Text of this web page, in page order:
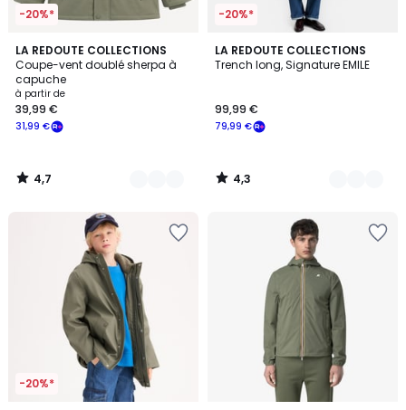
-20%*
LA REDOUTE COLLECTIONS
Coupe-vent doublé sherpa à
capuche
à partir de
31,99 €
39,99 €
4,7
/ 5
3
Couleurs
4,7
/
-20%*
LA REDOUTE COLLECTIONS
Trench long, Signature EMILE
79,99 €
99,99 €
4,3
/ 5
3
Couleurs
4,3
/
-20%*